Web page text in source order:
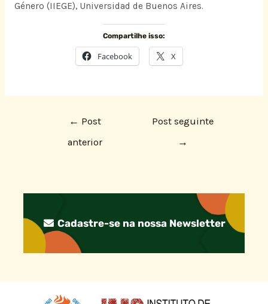
Género (IIEGE), Universidad de Buenos Aires.
Compartilhe isso:
Facebook X
← Post
anterior
Post seguinte
→
Cadastre-se na nossa Newsletter